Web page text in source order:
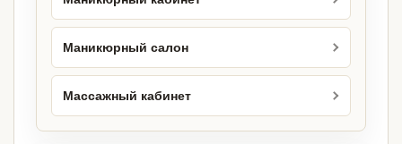
Маникюрный салон
Массажный кабинет